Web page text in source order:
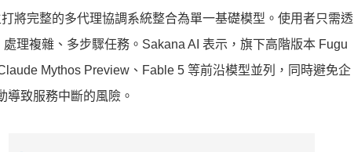
將完整的多代理協調系統整合為單一基礎模型。使用者只需透
理複雜、多步驟任務。Sakana AI 表示，旗下高階版本 Fugu
Mythos Preview、Fable 5 等前沿模型並列，同時避免企
導致服務中斷的風險。